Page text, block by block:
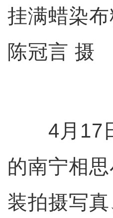
挂满蜡染
陈冠言 摄
4月17日
的南宁相
装拍摄写